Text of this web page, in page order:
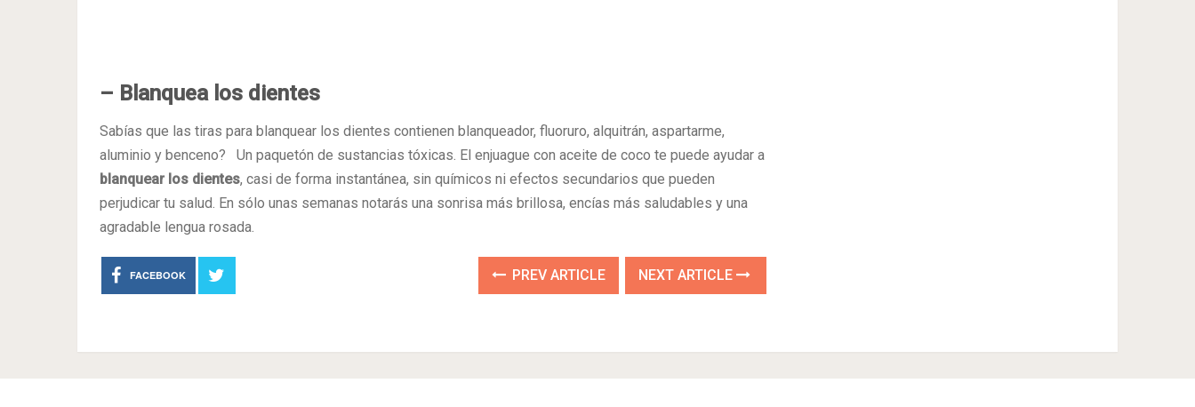
– Blanquea los dientes
Sabías que las tiras para blanquear los dientes contienen blanqueador, fluoruro, alquitrán, aspartarme,
aluminio y benceno? Un paquetón de sustancias tóxicas. El enjuague con aceite de coco te puede ayudar a
blanquear los dientes, casi de forma instantánea, sin químicos ni efectos secundarios que pueden
perjudicar tu salud. En sólo unas semanas notarás una sonrisa más brillosa, encías más saludables y una
agradable lengua rosada.
FACEBOOK PREV ARTICLE NEXT ARTICLE